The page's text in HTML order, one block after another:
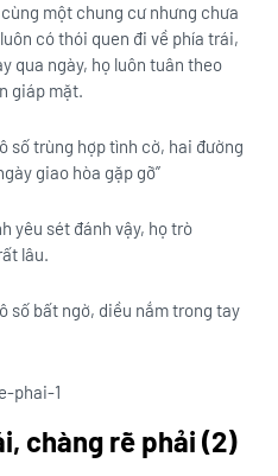
một chung cư nhưng chưa
có thói quen đi về phía trái,
qua ngày, họ luôn tuân theo
giáp mặt.
số trùng hợp tình cờ, hai đường
giao hòa gặp gỡ”
yêu sét đánh vậy, họ trò
lâu.
số bất ngờ, diều nắm trong tay
chàng rẽ phải (2)